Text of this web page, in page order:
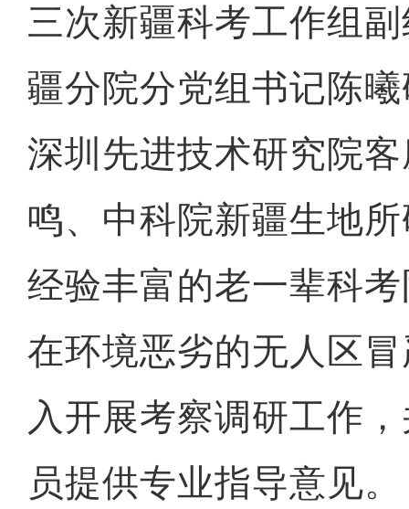
三次新疆科考工作组
疆分院分党组书记陈
深圳先进技术研究院
鸣、中科院新疆生地
经验丰富的老一辈科
在环境恶劣的无人区
入开展考察调研工作
员提供专业指导意见。